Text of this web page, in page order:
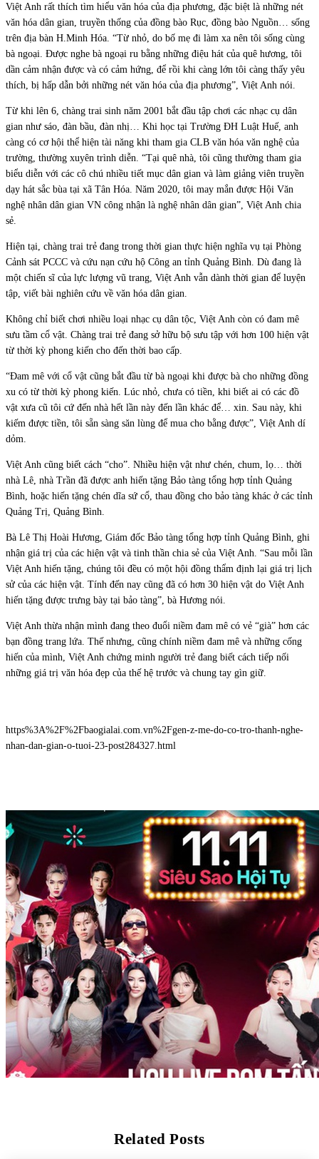
Related Posts
Việt Anh rất thích tìm hiểu văn hóa của địa phương, đặc biệt là những nét
văn hóa dân gian, truyền thống của đồng bào Rục, đồng bào Nguồn… sống
trên địa bàn H.Minh Hóa. “Từ nhỏ, do bố mẹ đi làm xa nên tôi sống cùng
bà ngoại. Được nghe bà ngoại ru bằng những điệu hát của quê hương, tôi
dần cảm nhận được và có cảm hứng, để rồi khi càng lớn tôi càng thấy yêu
thích, bị hấp dẫn bởi những nét văn hóa của địa phương”, Việt Anh nói.
Từ khi lên 6, chàng trai sinh năm 2001 bắt đầu tập chơi các nhạc cụ dân
gian như sáo, đàn bầu, đàn nhị… Khi học tại Trường ĐH Luật Huế, anh
càng có cơ hội thể hiện tài năng khi tham gia CLB văn hóa văn nghệ của
trường, thường xuyên trình diễn. “Tại quê nhà, tôi cũng thường tham gia
biểu diễn với các cô chú nhiều tiết mục dân gian và làm giảng viên truyền
dạy hát sắc bùa tại xã Tân Hóa. Năm 2020, tôi may mắn được Hội Văn
nghệ nhân dân gian VN công nhận là nghệ nhân dân gian”, Việt Anh chia
sẻ.
Hiện tại, chàng trai trẻ đang trong thời gian thực hiện nghĩa vụ tại Phòng
Cảnh sát PCCC và cứu nạn cứu hộ Công an tỉnh Quảng Bình. Dù đang là
một chiến sĩ của lực lượng vũ trang, Việt Anh vẫn dành thời gian để luyện
tập, viết bài nghiên cứu về văn hóa dân gian.
Không chỉ biết chơi nhiều loại nhạc cụ dân tộc, Việt Anh còn có đam mê
sưu tầm cổ vật. Chàng trai trẻ đang sở hữu bộ sưu tập với hơn 100 hiện vật
từ thời kỳ phong kiến cho đến thời bao cấp.
“Đam mê với cổ vật cũng bắt đầu từ bà ngoại khi được bà cho những đồng
xu có từ thời kỳ phong kiến. Lúc nhỏ, chưa có tiền, khi biết ai có các đồ
vật xưa cũ tôi cứ đến nhà hết lần này đến lần khác để… xin. Sau này, khi
kiếm được tiền, tôi sẵn sàng săn lùng để mua cho bằng được”, Việt Anh dí
dỏm.
Việt Anh cũng biết cách “cho”. Nhiều hiện vật như chén, chum, lọ… thời
nhà Lê, nhà Trần đã được anh hiến tặng Bảo tàng tổng hợp tỉnh Quảng
Bình, hoặc hiến tặng chén dĩa sứ cổ, thau đồng cho bảo tàng khác ở các tỉnh
Quảng Trị, Quảng Bình.
Bà Lê Thị Hoài Hương, Giám đốc Bảo tàng tổng hợp tỉnh Quảng Bình, ghi
nhận giá trị của các hiện vật và tinh thần chia sẻ của Việt Anh. “Sau mỗi lần
Việt Anh hiến tặng, chúng tôi đều có một hội đồng thẩm định lại giá trị lịch
sử của các hiện vật. Tính đến nay cũng đã có hơn 30 hiện vật do Việt Anh
hiến tặng được trưng bày tại bảo tàng”, bà Hương nói.
Việt Anh thừa nhận mình đang theo đuổi niềm đam mê có vẻ “già” hơn các
bạn đồng trang lứa. Thế nhưng, cũng chính niềm đam mê và những cống
hiến của mình, Việt Anh chứng minh người trẻ đang biết cách tiếp nối
những giá trị văn hóa đẹp của thế hệ trước và chung tay gìn giữ.
https%3A%2F%2Fbaogialai.com.vn%2Fgen-z-me-do-co-tro-thanh-nghe-
nhan-dan-gian-o-tuoi-23-post284327.html